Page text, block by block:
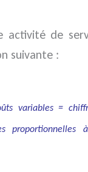
activité de
suivante :
variables =
proportionnelles